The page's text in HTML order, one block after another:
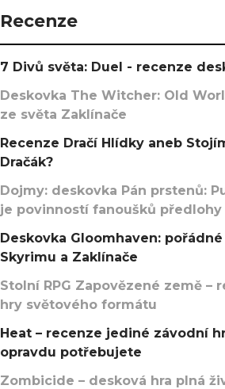
Recenze
7 Divů světa: Duel - recenze
Deskovka The Witcher: Old
ze světa Zaklínače
Recenze Dračí Hlídky aneb
Dračák?
Dojmy: deskovka Pán prstenů:
je povinností fanoušků předlohy
Deskovka Gloomhaven:
Skyrimu a Zaklínače
Stolní RPG Zapovězené země –
hry světového formátu
Heat – recenze jediné závodní
opravdu potřebujete
Zombicide – desková hra plná